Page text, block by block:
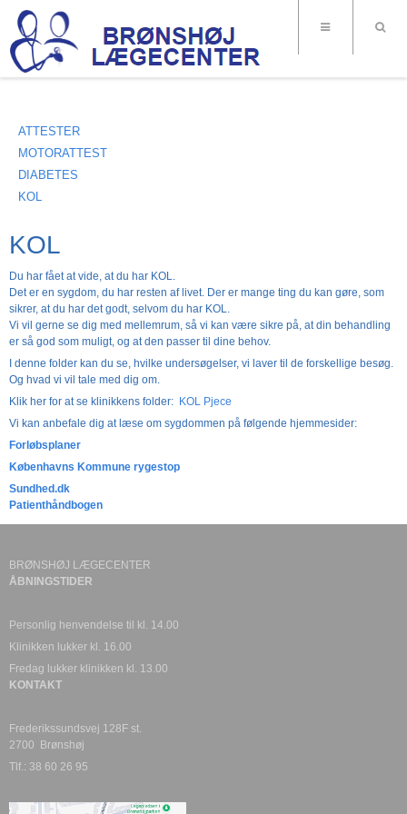
ATTESTER
MOTORATTEST
DIABETES
KOL
KOL
Du har fået at vide, at du har KOL.
Det er en sygdom, du har resten af livet. Der er mange ting du kan gøre, som
sikrer, at du har det godt, selvom du har KOL.
Vi vil gerne se dig med mellemrum, så vi kan være sikre på, at din behandling
er så god som muligt, og at den passer til dine behov.
I denne folder kan du se, hvilke undersøgelser, vi laver til de forskellige besøg.
Og hvad vi vil tale med dig om.
Klik her for at se klinikkens folder: KOL Pjece
Vi kan anbefale dig at læse om sygdommen på følgende hjemmesider:
Forløbsplaner
Københavns Kommune rygestop
Sundhed.dk
Patienthåndbogen
BRØNSHØJ LÆGECENTER
ÅBNINGSTIDER
Personlig henvendelse til kl. 14.00
Klinikken lukker kl. 16.00
Fredag lukker klinikken kl. 13.00
KONTAKT
Frederikssundsvej 128F st.
2700 Brønshøj
Tlf.: 38 60 26 95